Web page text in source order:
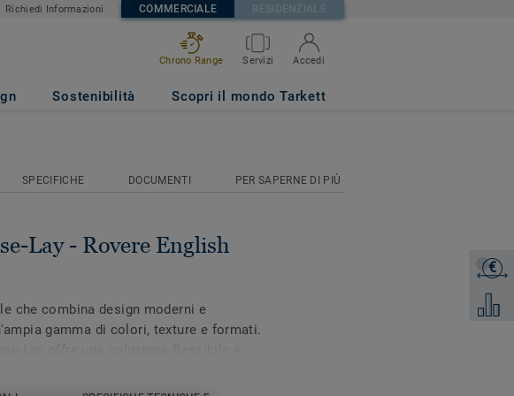
Richiedi Informazioni COMMERCIALE RESIDENZIALE
Chrono Range Servizi Accedi
Sostenibilità Scopri il mondo Tarkett
€
Ottieni
SPECIFICHE DOCUMENTI PER SAPERNE DI PIÙ
Lay - Rovere English
che combina design moderni e
gamma di colori, texture e formati.
funzionali, con zone differenziate.
senza colla consente un